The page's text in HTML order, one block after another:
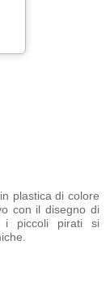
plastica di colore
con il disegno di
i piccoli pirati si